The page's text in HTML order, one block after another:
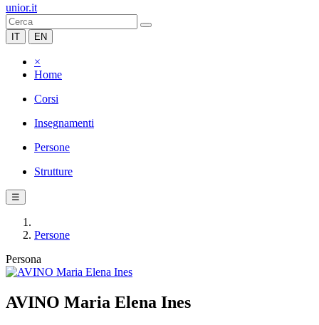
unior.it
IT EN
×
Home
Corsi
Insegnamenti
Persone
Strutture
☰
Persone
Persona
AVINO Maria Elena Ines